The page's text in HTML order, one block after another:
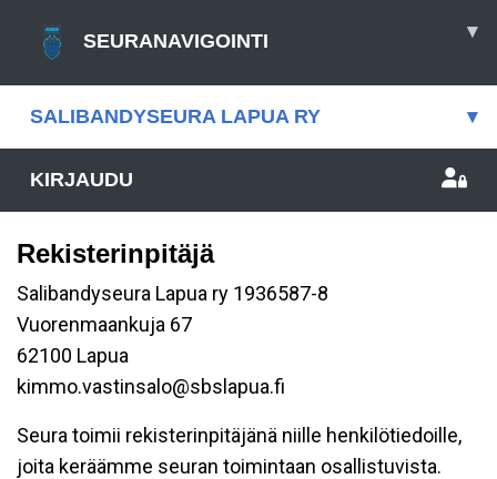
SEURANAVIGOINTI ▾
SALIBANDYSEURA LAPUA RY ▾
KIRJAUDU
Rekisterinpitäjä
Salibandyseura Lapua ry 1936587-8
Vuorenmaankuja 67
62100 Lapua
kimmo.vastinsalo@sbslapua.fi
Seura toimii rekisterinpitäjänä niille henkilötiedoille,
joita keräämme seuran toimintaan osallistuvista.